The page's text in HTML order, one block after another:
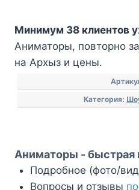
Минимум 38 клиентов
Аниматоры, повторно
на Архыз и цены.
Категория:
Аниматоры - быстрая
Подробное (фото/
Вопросы и отзывы